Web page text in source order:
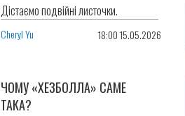
Дістаємо подвійні листочки.
Cheryl Yu 18:00 15.05.2026
ЧОМУ «ХЕЗБОЛЛА» САМЕ
ТАКА?